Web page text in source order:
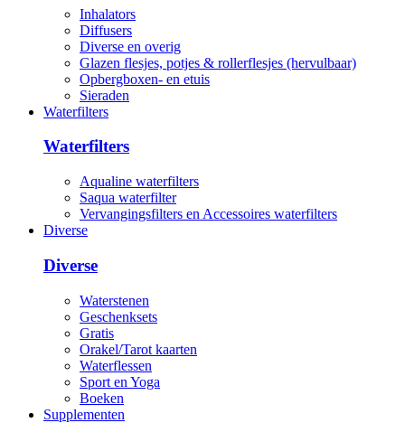
Inhalators
Diffusers
Diverse en overig
Glazen flesjes, potjes & rollerflesjes (hervulbaar)
Opbergboxen- en etuis
Sieraden
Waterfilters
Waterfilters
Aqualine waterfilters
Saqua waterfilter
Vervangingsfilters en Accessoires waterfilters
Diverse
Diverse
Waterstenen
Geschenksets
Gratis
Orakel/Tarot kaarten
Waterflessen
Sport en Yoga
Boeken
Supplementen